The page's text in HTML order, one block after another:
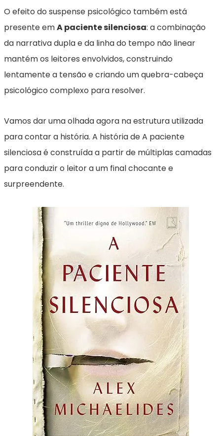
O efeito do suspense psicológico também está
presente emA paciente silenciosa: a combinação
da narrativa dupla e da linha do tempo não linear
mantém os leitores envolvidos, construindo
lentamente a tensão e criando um quebra-cabeça
psicológico complexo para resolver.
Vamos dar uma olhada agora na estrutura utilizada
para contar a história. A história de A paciente
silenciosa é construída a partir de múltiplas camadas
para conduzir o leitor a um final chocante e
surpreendente.